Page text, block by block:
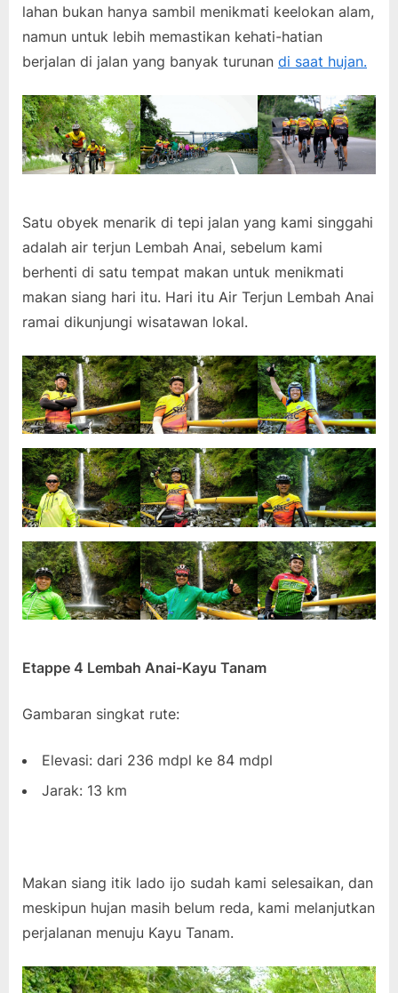
lahan bukan hanya sambil menikmati keelokan alam,
namun untuk lebih memastikan kehati-hatian
berjalan di jalan yang banyak turunan di saat hujan.
Satu obyek menarik di tepi jalan yang kami singgahi
adalah air terjun Lembah Anai, sebelum kami
berhenti di satu tempat makan untuk menikmati
makan siang hari itu. Hari itu Air Terjun Lembah Anai
ramai dikunjungi wisatawan lokal.
Etappe 4 Lembah Anai-Kayu Tanam
Gambaran singkat rute:
Elevasi: dari 236 mdpl ke 84 mdpl
Jarak: 13 km
Makan siang itik lado ijo sudah kami selesaikan, dan
meskipun hujan masih belum reda, kami melanjutkan
perjalanan menuju Kayu Tanam.